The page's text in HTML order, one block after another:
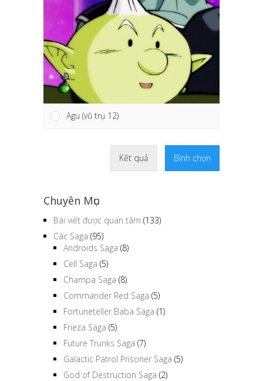
Agu (vũ trụ 12)
Kết quả Bình chọn
Chuyên Mục
Bài viết được quan tâm (133)
Các Saga (95)
Androids Saga (8)
Cell Saga (5)
Champa Saga (8)
Commander Red Saga (5)
Fortuneteller Baba Saga (1)
Frieza Saga (5)
Future Trunks Saga (7)
Galactic Patrol Prisoner Saga (5)
God of Destruction Saga (2)